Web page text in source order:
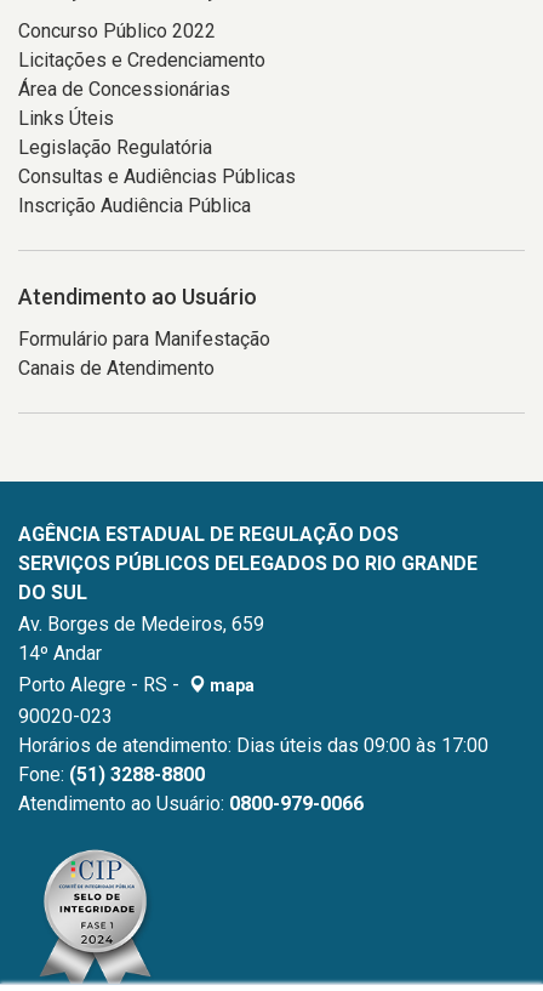
Concurso Público 2022
Licitações e Credenciamento
Área de Concessionárias
Links Úteis
Legislação Regulatória
Consultas e Audiências Públicas
Inscrição Audiência Pública
Atendimento ao Usuário
Formulário para Manifestação
Canais de Atendimento
AGÊNCIA ESTADUAL DE REGULAÇÃO DOS
SERVIÇOS PÚBLICOS DELEGADOS DO RIO GRANDE
DO SUL
Av. Borges de Medeiros, 659
14º Andar
Porto Alegre - RS -
mapa
90020-023
Horários de atendimento: Dias úteis das 09:00 às 17:00
Fone: (51) 3288-8800
Atendimento ao Usuário: 0800-979-0066